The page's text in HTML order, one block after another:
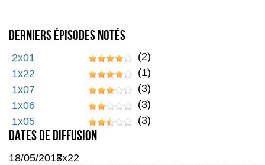
Derniers épisodes notés
2x01
(2)
1x22
(1)
1x07
(3)
1x06
(3)
1x05
(3)
Dates de diffusion
18/05/20187x22